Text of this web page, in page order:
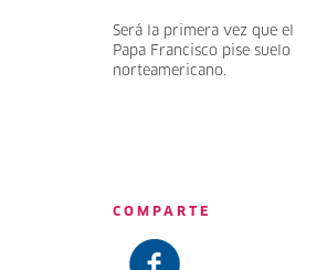
Será la primera vez que el
Papa Francisco pise suelo
norteamericano.
COMPARTE